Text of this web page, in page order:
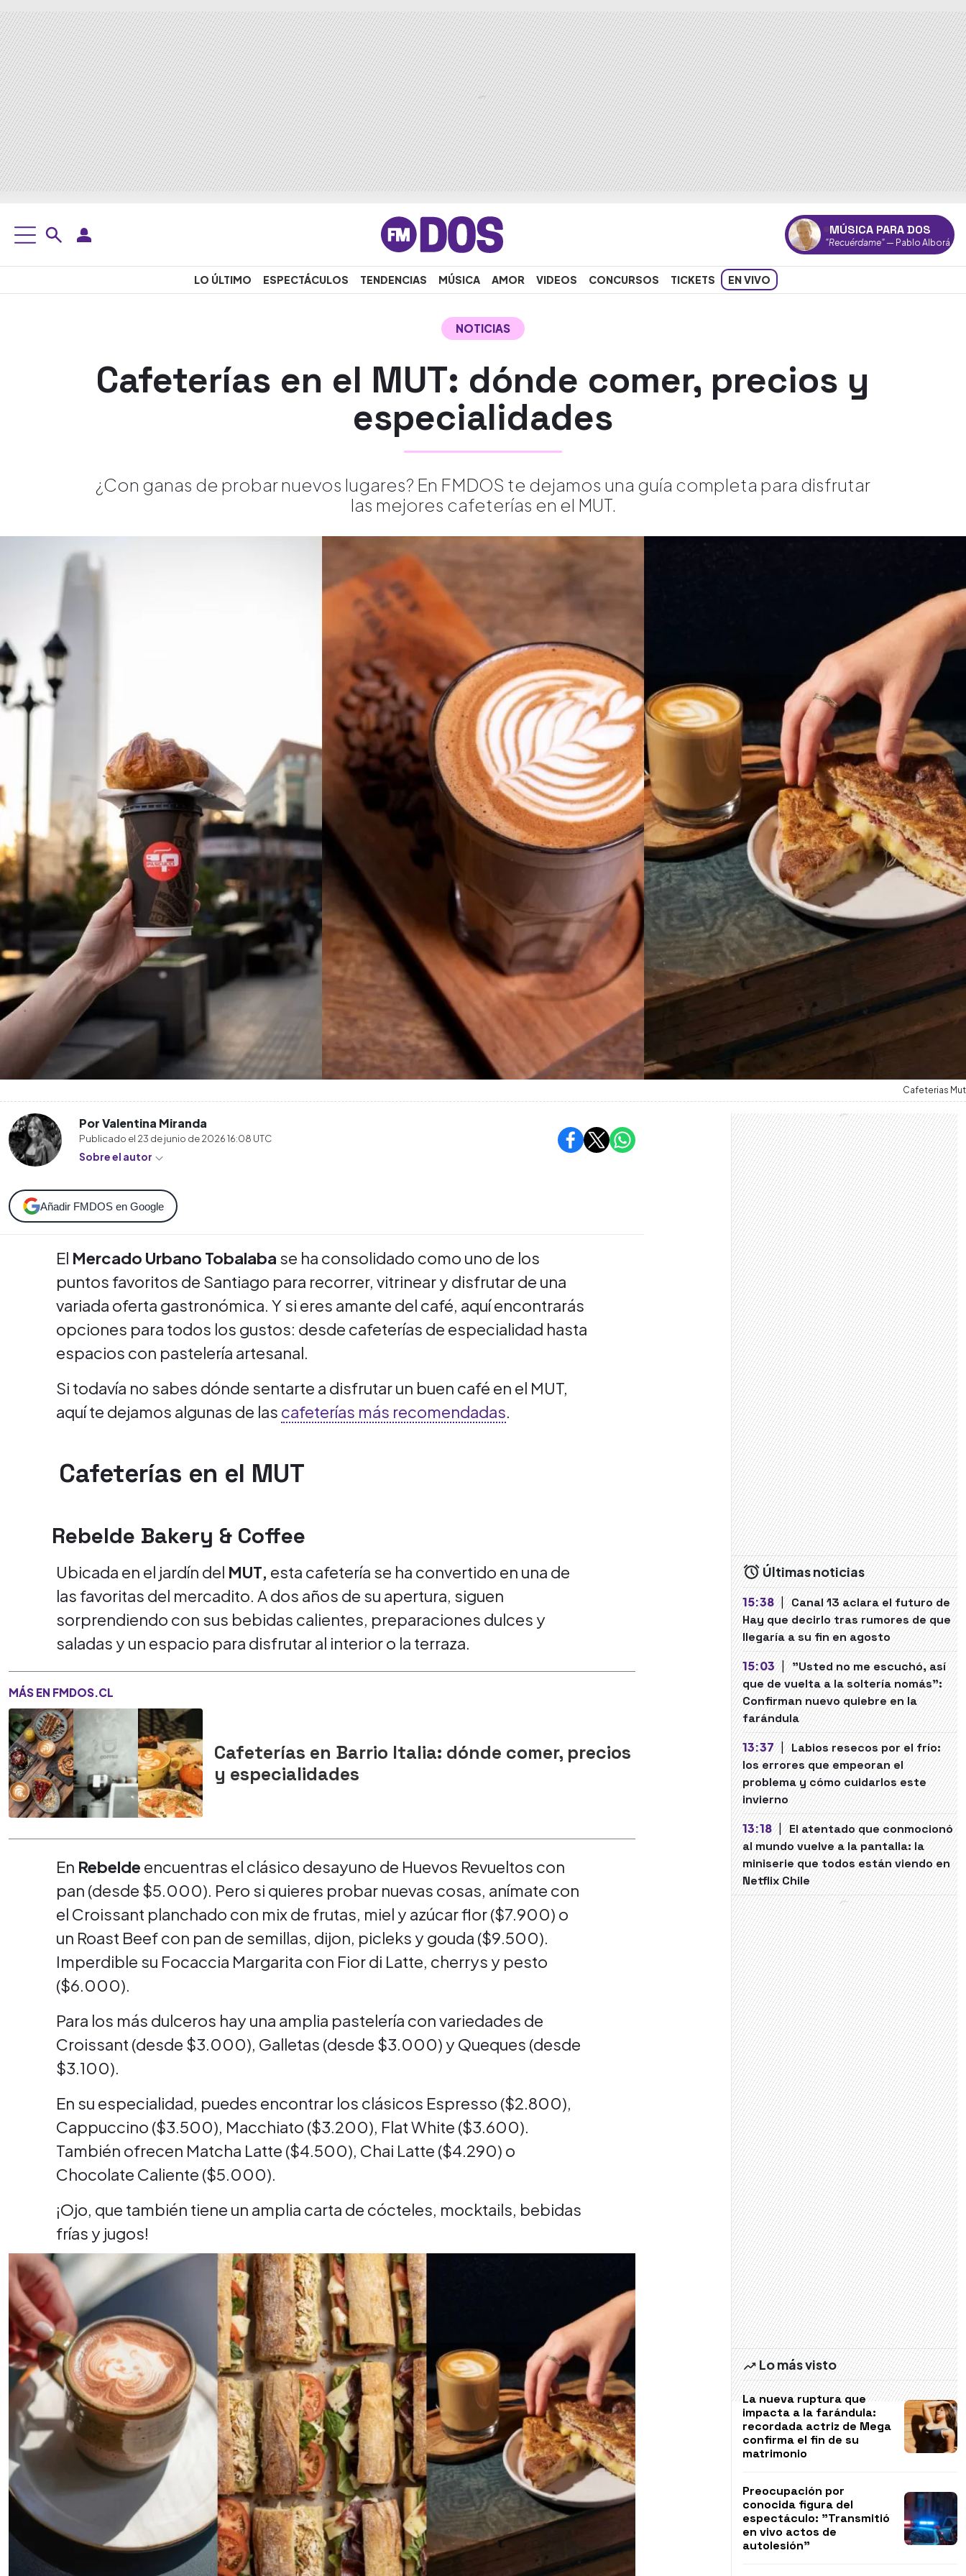
MÚSICA PARA DOS
"Recuérdame"— Pablo Alborán
LO ÚLTIMO ESPECTÁCULOS TENDENCIAS MÚSICA AMOR VIDEOS CONCURSOS TICKETS EN VIVO
NOTICIAS
Cafeterías en el MUT: dónde comer, precios y
especialidades
¿Con ganas de probar nuevos lugares? En FMDOS te dejamos una guía completa para disfrutar
las mejores cafeterías en el MUT.
Cafeterias Mut
Por Valentina Miranda
Publicado el 23 de junio de 2026 16:08 UTC
Sobre el autor
Añadir FMDOS en Google
El Mercado Urbano Tobalaba se ha consolidado como uno de los
puntos favoritos de Santiago para recorrer, vitrinear y disfrutar de una
variada oferta gastronómica. Y si eres amante del café, aquí encontrarás
opciones para todos los gustos: desde cafeterías de especialidad hasta
espacios con pastelería artesanal.
Si todavía no sabes dónde sentarte a disfrutar un buen café en el MUT,
aquí te dejamos algunas de las cafeterías más recomendadas.
Cafeterías en el MUT
Rebelde Bakery & Coffee
Ubicada en el jardín del MUT, esta cafetería se ha convertido en una de
las favoritas del mercadito. A dos años de su apertura, siguen
sorprendiendo con sus bebidas calientes, preparaciones dulces y
saladas y un espacio para disfrutar al interior o la terraza.
MÁS EN FMDOS.CL
Cafeterías en Barrio Italia: dónde comer, precios
y especialidades
En Rebelde encuentras el clásico desayuno de Huevos Revueltos con
pan (desde $5.000). Pero si quieres probar nuevas cosas, anímate con
el Croissant planchado con mix de frutas, miel y azúcar flor ($7.900) o
un Roast Beef con pan de semillas, dijon, picleks y gouda ($9.500).
Imperdible su Focaccia Margarita con Fior di Latte, cherrys y pesto
($6.000).
Para los más dulceros hay una amplia pastelería con variedades de
Croissant (desde $3.000), Galletas (desde $3.000) y Queques (desde
$3.100).
En su especialidad, puedes encontrar los clásicos Espresso ($2.800),
Cappuccino ($3.500), Macchiato ($3.200), Flat White ($3.600).
También ofrecen Matcha Latte ($4.500), Chai Latte ($4.290) o
Chocolate Caliente ($5.000).
¡Ojo, que también tiene un amplia carta de cócteles, mocktails, bebidas
frías y jugos!
Últimas noticias
15:38 | Canal 13 aclara el futuro de
Hay que decirlo tras rumores de que
llegaría a su fin en agosto
15:03 | "Usted no me escuchó, así
que de vuelta a la soltería nomás":
Confirman nuevo quiebre en la
farándula
13:37 | Labios resecos por el frío:
los errores que empeoran el
problema y cómo cuidarlos este
invierno
13:18 | El atentado que conmocionó
al mundo vuelve a la pantalla: la
miniserie que todos están viendo en
Netflix Chile
Lo más visto
La nueva ruptura que
impacta a la farándula:
recordada actriz de Mega
confirma el fin de su
matrimonio
Preocupación por
conocida figura del
espectáculo: "Transmitió
en vivo actos de
autolesión"